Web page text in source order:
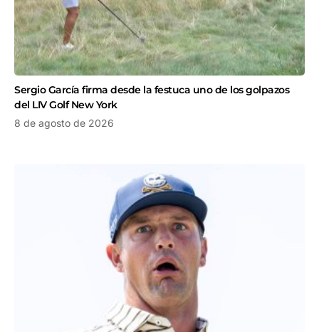
Sergio García firma desde la festuca uno de los golpazos
del LIV Golf New York
8 de agosto de 2026